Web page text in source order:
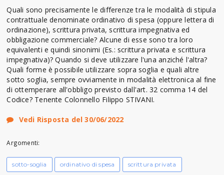
Quali sono precisamente le differenze tra le modalità di stipula
contrattuale denominate ordinativo di spesa (oppure lettera di
ordinazione), scrittura privata, scrittura impegnativa ed
obbligazione commerciale? Alcune di esse sono tra loro
equivalenti e quindi sinonimi (Es.: scrittura privata e scrittura
impegnativa)? Quando si deve utilizzare l'una anziché l'altra?
Quali forme è possibile utilizzare sopra soglia e quali altre
sotto soglia, sempre ovviamente in modalità elettronica al fine
di ottemperare all'obbligo previsto dall'art. 32 comma 14 del
Codice? Tenente Colonnello Filippo STIVANI.
Vedi Risposta del 30/06/2022
Argomenti:
sotto-soglia ordinativo di spesa scrittura privata